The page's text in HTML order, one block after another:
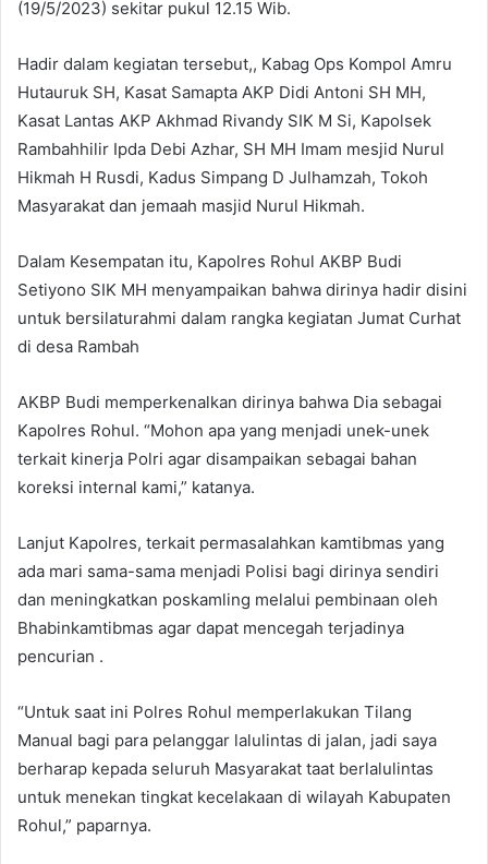
(19/5/2023) sekitar pukul 12.15 Wib.
Hadir dalam kegiatan tersebut,, Kabag Ops Kompol Amru
Hutauruk SH, Kasat Samapta AKP Didi Antoni SH MH,
Kasat Lantas AKP Akhmad Rivandy SIK M Si, Kapolsek
Rambahhilir Ipda Debi Azhar, SH MH Imam mesjid Nurul
Hikmah H Rusdi, Kadus Simpang D Julhamzah, Tokoh
Masyarakat dan jemaah masjid Nurul Hikmah.
Dalam Kesempatan itu, Kapolres Rohul AKBP Budi
Setiyono SIK MH menyampaikan bahwa dirinya hadir disini
untuk bersilaturahmi dalam rangka kegiatan Jumat Curhat
di desa Rambah
AKBP Budi memperkenalkan dirinya bahwa Dia sebagai
Kapolres Rohul. “Mohon apa yang menjadi unek-unek
terkait kinerja Polri agar disampaikan sebagai bahan
koreksi internal kami,” katanya.
Lanjut Kapolres, terkait permasalahkan kamtibmas yang
ada mari sama-sama menjadi Polisi bagi dirinya sendiri
dan meningkatkan poskamling melalui pembinaan oleh
Bhabinkamtibmas agar dapat mencegah terjadinya
pencurian .
“Untuk saat ini Polres Rohul memperlakukan Tilang
Manual bagi para pelanggar lalulintas di jalan, jadi saya
berharap kepada seluruh Masyarakat taat berlalulintas
untuk menekan tingkat kecelakaan di wilayah Kabupaten
Rohul,” paparnya.